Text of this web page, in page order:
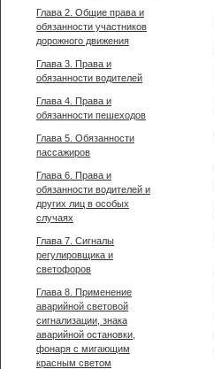
Глава 2. Общие права и
обязанности участников
дорожного движения
Глава 3. Права и
обязанности водителей
Глава 4. Права и
обязанности пешеходов
Глава 5. Обязанности
пассажиров
Глава 6. Права и
обязанности водителей и
других лиц в особых
случаях
Глава 7. Сигналы
регулировщика и
светофоров
Глава 8. Применение
аварийной световой
сигнализации, знака
аварийной остановки,
фонаря с мигающим
красным светом